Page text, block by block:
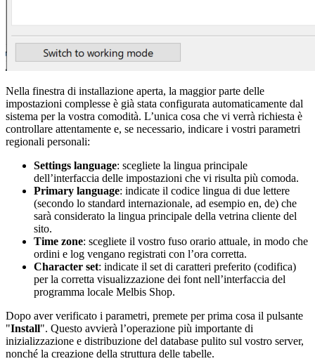
Nella finestra di installazione aperta, la maggior parte delle
impostazioni complesse è già stata configurata automaticamente dal
sistema per la vostra comodità. L’unica cosa che vi verrà richiesta è
controllare attentamente e, se necessario, indicare i vostri parametri
regionali personali:
Settings language: scegliete la lingua principale
dell’interfaccia delle impostazioni che vi risulta più comoda.
Primary language: indicate il codice lingua di due lettere
(secondo lo standard internazionale, ad esempio en, de) che
sarà considerato la lingua principale della vetrina cliente del
sito.
Time zone: scegliete il vostro fuso orario attuale, in modo che
ordini e log vengano registrati con l’ora corretta.
Character set: indicate il set di caratteri preferito (codifica)
per la corretta visualizzazione dei font nell’interfaccia del
programma locale Melbis Shop.
Dopo aver verificato i parametri, premete per prima cosa il pulsante
"Install". Questo avvierà l’operazione più importante di
inizializzazione e distribuzione del database pulito sul vostro server,
nonché la creazione della struttura delle tabelle.